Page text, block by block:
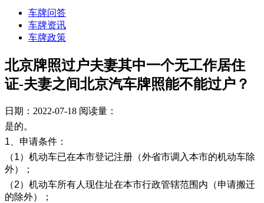
车牌问答
车牌资讯
车牌政策
北京牌照过户夫妻其中一个无工作居住
证-夫妻之间北京汽车牌照能不能过户？
日期：2022-07-18 阅读量：
是的。
1、申请条件：
（1）机动车已在本市登记注册（外省市调入本市的机动车除
外）；
（2）机动车所有人现住址在本市行政管辖范围内（申请搬迁
的除外）；